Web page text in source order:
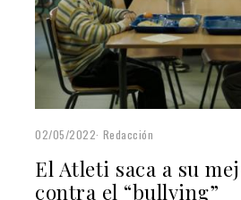
02/05/2022 Redacción
El Atleti saca a su
contra el “bullying”